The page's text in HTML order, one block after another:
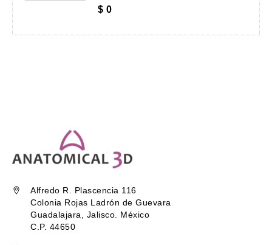
$ 0
Alfredo R. Plascencia 116
Colonia Rojas Ladrón de Guevara
Guadalajara, Jalisco. México
C.P. 44650